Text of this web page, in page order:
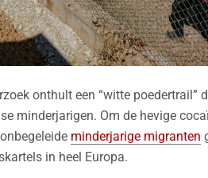
onthult een “witte
minderjarigen. Om de hevige
minderjarige migranten
in heel Europa.